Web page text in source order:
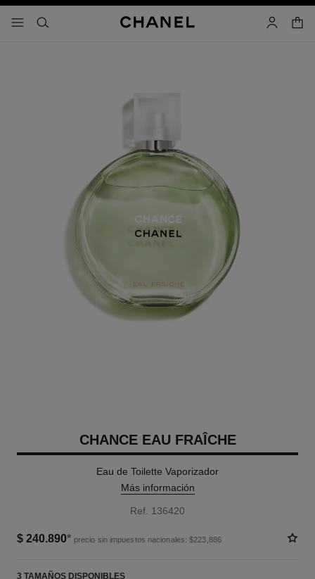
- navegación principal
buscar cuenta
CHANCE EAU FRAÎCHE
Eau de Toilette Vaporizador
Más información
Ref. 136420
$ 240.890* precio sin impuestos nacionales: $223,886
3 TAMAÑOS DISPONIBLES